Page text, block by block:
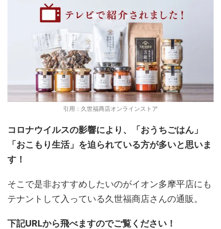
引用：久世福商店オンラインストア
コロナウイルスの影響により、「おうちごはん」
「おこもり生活」を迫られている方が多いと思いま
す！
そこで是非おすすめしたいのがイオン多摩平店にも
テナントして入っている久世福商店さんの通販。
下記URLから飛べますのでご覧ください！